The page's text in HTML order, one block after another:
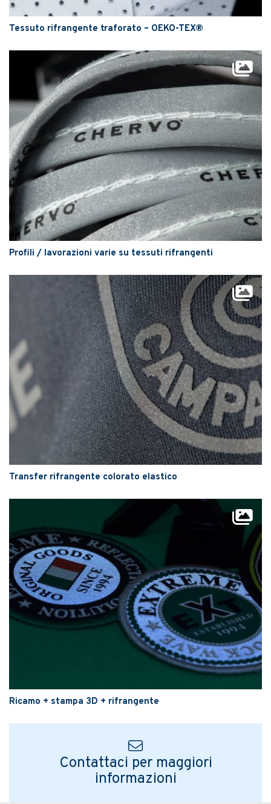
Tessuto rifrangente traforato – OEKO-TEX®
Profili / lavorazioni varie su tessuti rifrangenti
Transfer rifrangente colorato elastico
Ricamo + stampa 3D + rifrangente
Contattaci per maggiori
informazioni